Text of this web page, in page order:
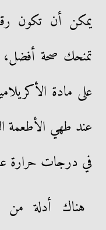
يمكن أن تكون
تمنحك صحة
على مادة
عند طهي الأطعمة
في درجات حرارة
هناك أدلة من